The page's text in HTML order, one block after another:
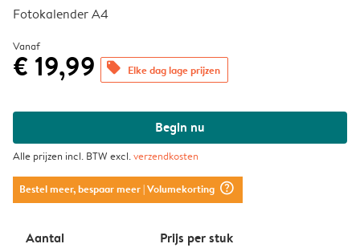
Fotokalender A4
Vanaf
€ 19,99 offers Elke dag lage prijzen
Begin nu
Alle prijzen incl. BTW excl.verzendkosten
Bestel meer, bespaar meer| Volumekorting question_mark_circle
Aantal Prijs per stuk